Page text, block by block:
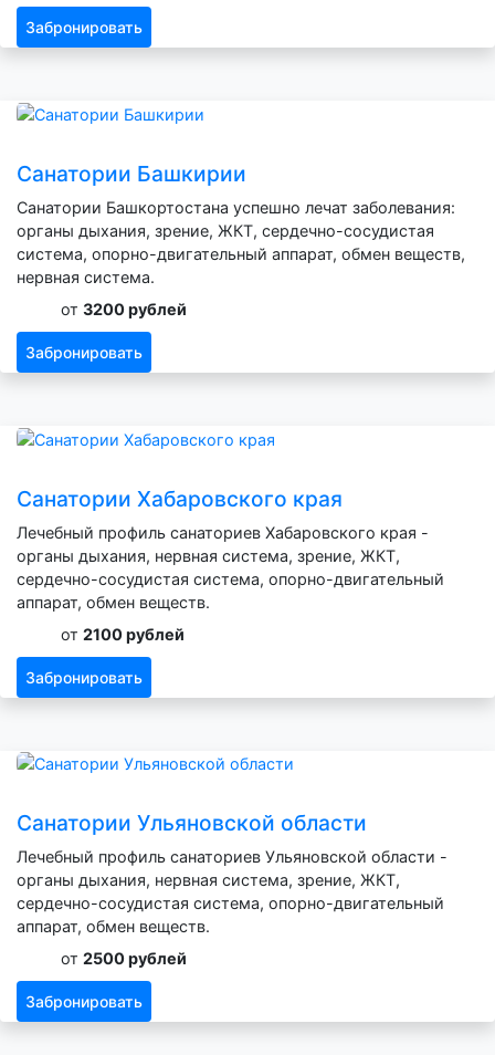
Забронировать
Санатории Башкирии
Санатории Башкортостана успешно лечат заболевания:
органы дыхания, зрение, ЖКТ, сердечно-сосудистая
система, опорно-двигательный аппарат, обмен веществ,
нервная система.
от 3200 рублей
Забронировать
Санатории Хабаровского края
Лечебный профиль санаториев Хабаровского края -
органы дыхания, нервная система, зрение, ЖКТ,
сердечно-сосудистая система, опорно-двигательный
аппарат, обмен веществ.
от 2100 рублей
Забронировать
Санатории Ульяновской области
Лечебный профиль санаториев Ульяновской области -
органы дыхания, нервная система, зрение, ЖКТ,
сердечно-сосудистая система, опорно-двигательный
аппарат, обмен веществ.
от 2500 рублей
Забронировать